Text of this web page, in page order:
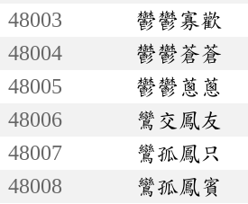
48003
鬱鬱寡歡
48004
鬱鬱蒼蒼
48005
鬱鬱蔥蔥
48006
鸞交鳳友
48007
鸞孤鳳只
48008
鸞孤鳳賓